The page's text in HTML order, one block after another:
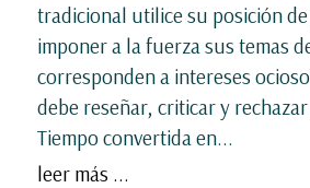
tradicional utilice su posición
imponer a la fuerza sus temas
corresponden a intereses
debe reseñar, criticar y
Tiempo convertida en...
leer más ...